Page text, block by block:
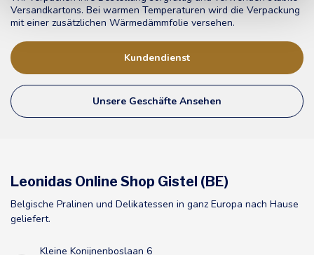
Versandkartons. Bei warmen Temperaturen wird die Verpackung
mit einer zusätzlichen Wärmedämmfolie versehen.
Kundendienst
Unsere Geschäfte Ansehen
Leonidas Online Shop Gistel (BE)
Belgische Pralinen und Delikatessen in ganz Europa nach Hause
geliefert.
Kleine Konijnenboslaan 6